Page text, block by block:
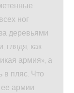
ног
деревьями
глядя, как
армия», а
в пляс. Что
армии